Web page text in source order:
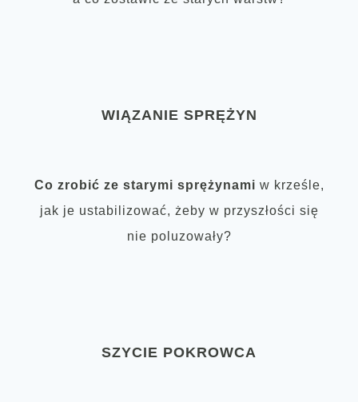
WIĄZANIE SPRĘŻYN
Co zrobić ze starymi sprężynami w krześle,
jak je ustabilizować, żeby w przyszłości się
nie poluzowały?
SZYCIE POKROWCA